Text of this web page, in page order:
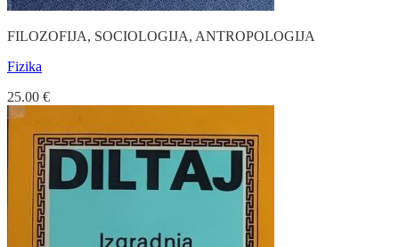
FILOZOFIJA, SOCIOLOGIJA, ANTROPOLOGIJA
Fizika
25.00 €